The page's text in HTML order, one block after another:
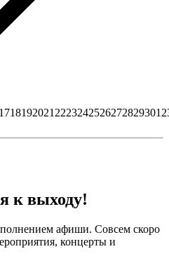
1718192021 2223242526272829301 2
к выходу!
афиши. Совсем скоро
концерты и